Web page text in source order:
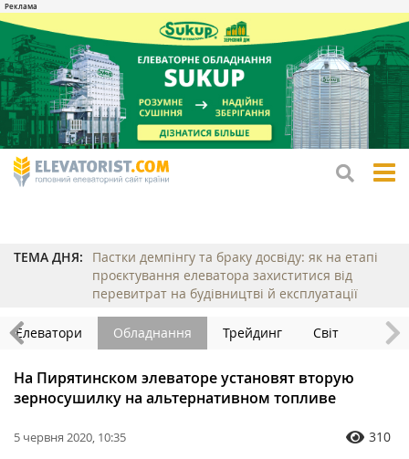
ТЕМА ДНЯ:
Пастки демпінгу та браку досвіду: як на етапі
проєктування елеватора захиститися від
перевитрат на будівництві й експлуатації
Елеватори Обладнання Трейдинг Світ
На Пирятинском элеваторе установят вторую
зерносушилку на альтернативном топливе
5 червня 2020, 10:35 310